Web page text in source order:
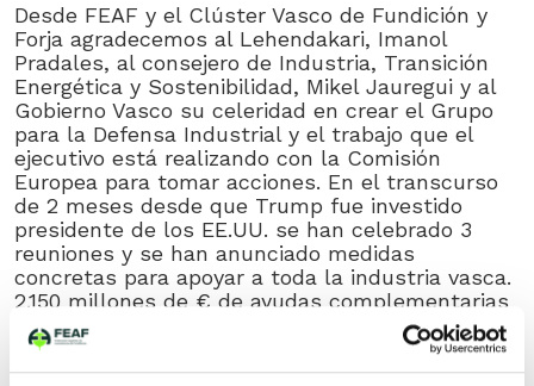
Desde FEAF y el Clúster Vasco de Fundición y
Forja agradecemos al Lehendakari, Imanol
Pradales, al consejero de Industria, Transición
Energética y Sostenibilidad, Mikel Jauregui y al
Gobierno Vasco su celeridad en crear el Grupo
para la Defensa Industrial y el trabajo que el
ejecutivo está realizando con la Comisión
Europea para tomar acciones. En el transcurso
de 2 meses desde que Trump fue investido
presidente de los EE.UU. se han celebrado 3
reuniones y se han anunciado medidas
concretas para apoyar a toda la industria vasca.
2.150 millones de € de ayudas complementarias
dirigidos a la industria en materias de I+D+i,
economía y empleo, salud y finanzas y
empresas del sector agroganadero y vitivinícola.